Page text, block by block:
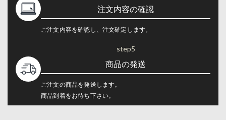
注文内容の確認
ご注文内容を確認し、注文確定します。
step5
商品の発送
ご注文の商品を発送します。
商品到着をお待ち下さい。